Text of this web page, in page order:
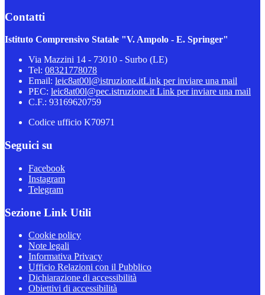
Contatti
Istituto Comprensivo Statale "V. Ampolo - E. Springer"
Via Mazzini 14 - 73010 - Surbo (LE)
Tel: 08321778078
Email: leic8at00l@istruzione.itLink per inviare una mail
PEC: leic8at00l@pec.istruzione.it Link per inviare una mail
C.F.: 93169620759
Codice ufficio K70971
Seguici su
Facebook
Instagram
Telegram
Sezione Link Utili
Cookie policy
Note legali
Informativa Privacy
Ufficio Relazioni con il Pubblico
Dichiarazione di accessibilità
Obiettivi di accessibilità